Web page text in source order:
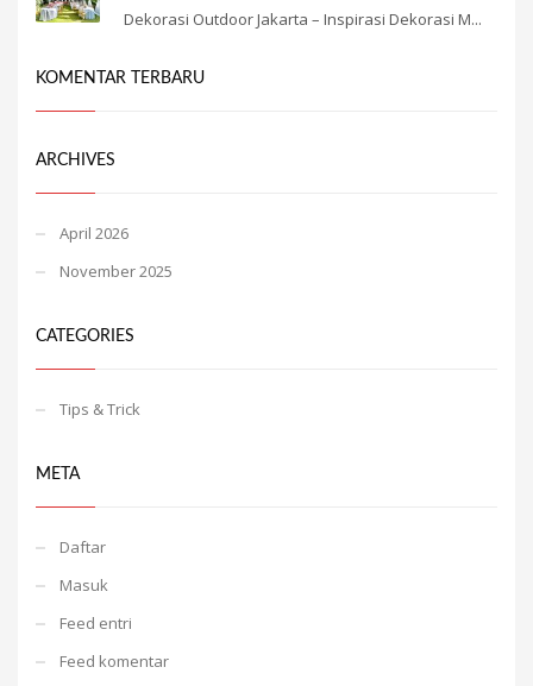
Dekorasi Outdoor Jakarta – Inspirasi Dekorasi M...
KOMENTAR TERBARU
ARCHIVES
April 2026
November 2025
CATEGORIES
Tips & Trick
META
Daftar
Masuk
Feed entri
Feed komentar